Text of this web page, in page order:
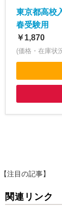
東京都高校
春受験用
￥1,870
(価格・在庫状
【注目の記事】
関連リンク